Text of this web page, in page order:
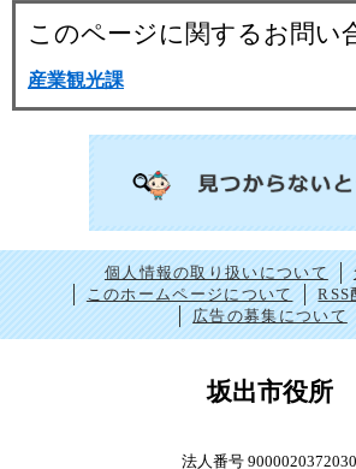
このページに関するお問い
産業観光課
個人情報の取り扱いについて
このホームページについて
RSS
広告の募集について
坂出市役所
法人番号 9000020372030